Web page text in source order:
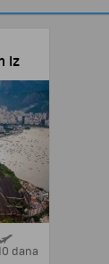
iz
10 dana